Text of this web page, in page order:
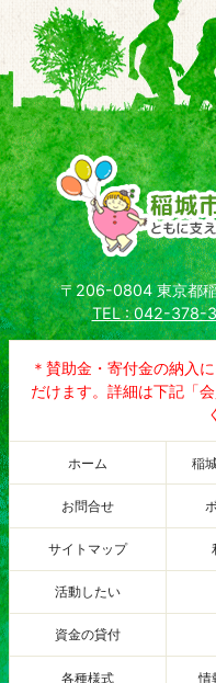
〒206-0804 東京都
TEL : 042-378-
＊賛助金・寄付金の納入
だけます。詳細は下記「
ホーム 稲
お問合せ
サイトマップ
活動したい
資金の貸付
各種様式 情